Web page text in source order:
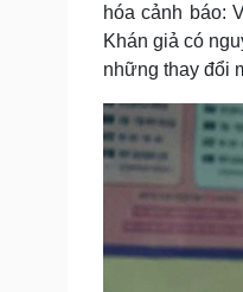
hóa cảnh báo:
Khán giả có
những thay đổi